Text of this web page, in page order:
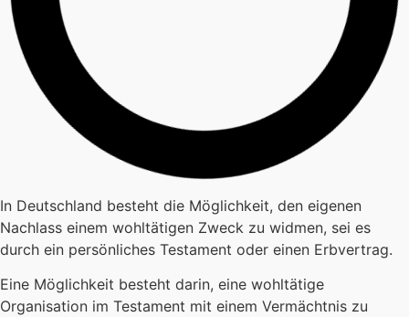
In Deutschland besteht die Möglichkeit, den eigenen
Nachlass einem wohltätigen Zweck zu widmen, sei es
durch ein persönliches Testament oder einen Erbvertrag.
Eine Möglichkeit besteht darin, eine wohltätige
Organisation im Testament mit einem Vermächtnis zu